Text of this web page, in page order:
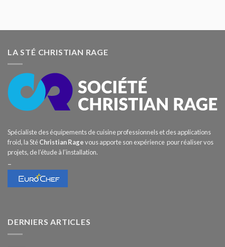
LA STÉ CHRISTIAN RAGE
Spécialiste des équipements de cuisine professionnels et des applications
froid, la StéChristian Ragevous apporte son expérience pour réaliser vos
projets, de l’étude à l’installation.
–
DERNIERS ARTICLES